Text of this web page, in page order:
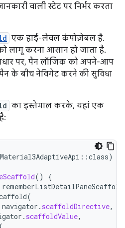
वाली स्टेट पर निर्भर करता
एक हाई-लेवल कंपोज़ेबल है.
लागू करना आसान हो जाता है.
पर, पैन लॉजिक को अपने-आप
के बीच नेविगेट करने की सुविधा
का इस्तेमाल करके, यहां एक
::class)
()
{
(
navigator . scaffoldDirective,
. scaffoldValue,